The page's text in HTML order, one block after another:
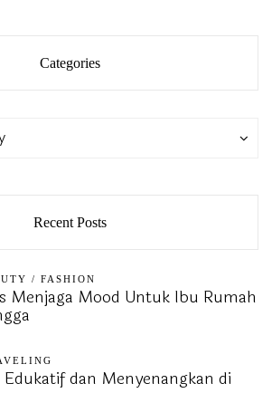
Categories
Recent Posts
/ FASHION
Menjaga Mood Untuk Ibu Rumah
dan Menyenangkan di